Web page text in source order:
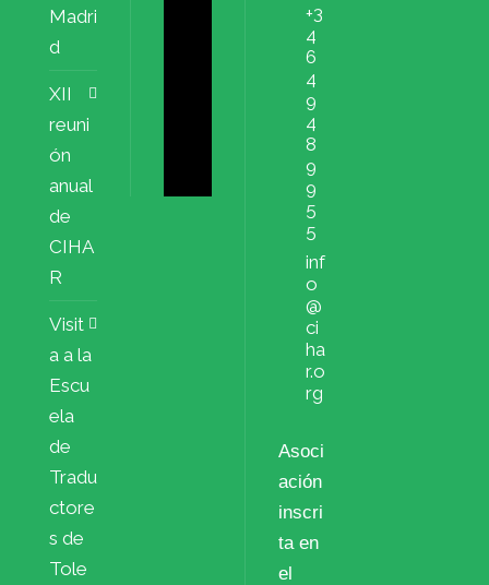
Madri
d
XII
reuni
ón
anual
de
CIHA
R
Visit
a a la
Escu
ela
de
Tradu
ctore
s de
Tole
+3
4
6
4
9
4
8
9
9
5
5
inf
o
@
ci
ha
r.o
rg
Asoci
ación
inscri
ta en
el